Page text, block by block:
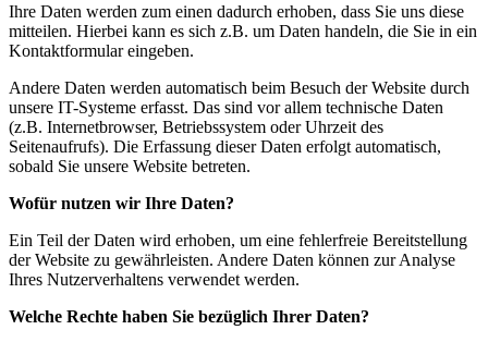
Ihre Daten werden zum einen dadurch erhoben, dass Sie uns diese
mitteilen. Hierbei kann es sich z.B. um Daten handeln, die Sie in ein
Kontaktformular eingeben.
Andere Daten werden automatisch beim Besuch der Website durch
unsere IT-Systeme erfasst. Das sind vor allem technische Daten
(z.B. Internetbrowser, Betriebssystem oder Uhrzeit des
Seitenaufrufs). Die Erfassung dieser Daten erfolgt automatisch,
sobald Sie unsere Website betreten.
Wofür nutzen wir Ihre Daten?
Ein Teil der Daten wird erhoben, um eine fehlerfreie Bereitstellung
der Website zu gewährleisten. Andere Daten können zur Analyse
Ihres Nutzerverhaltens verwendet werden.
Welche Rechte haben Sie bezüglich Ihrer Daten?